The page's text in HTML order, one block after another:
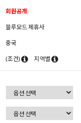
회원공개
블루모드 제휴사
중국
(조건) 지역별